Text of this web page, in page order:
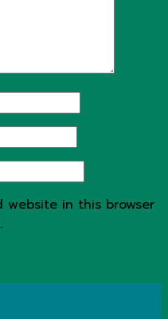
website in this browser